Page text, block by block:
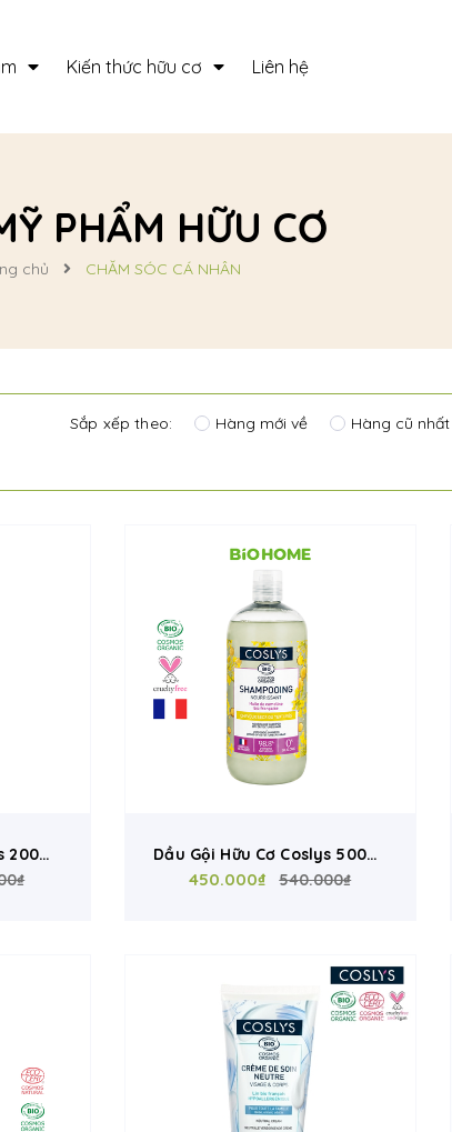
Kiến thức hữu cơ Liên hệ
PHẨM HỮU CƠ
chủ CHĂM SÓC CÁ NHÂN
Sắp xếp theo: Hàng mới về Hàng cũ nhất
200ml
Tổn -
Dầu Gội Hữu Cơ Coslys 500ml
Cho Tóc Khô Xơ Và Hư Tổn -
450.000₫ 540.000₫